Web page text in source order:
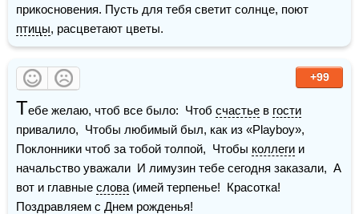
птицы, расцветают цветы.
+99
Тебе желаю, чтоб все было:  Чтоб счастье в гости
привалило,  Чтобы любимый был, как из «Plауbоу»,
Поклонники чтоб за тобой толпой,  Чтобы коллеги и
начальство уважали  И лимузин тебе сегодня заказали,  А
вот и главные слова (имей терпенье!  Красотка!
Поздравляем с Днем рожденья!